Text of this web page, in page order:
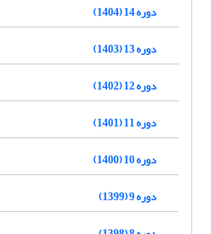
دوره 14 (1404)
دوره 13 (1403)
دوره 12 (1402)
دوره 11 (1401)
دوره 10 (1400)
دوره 9 (1399)